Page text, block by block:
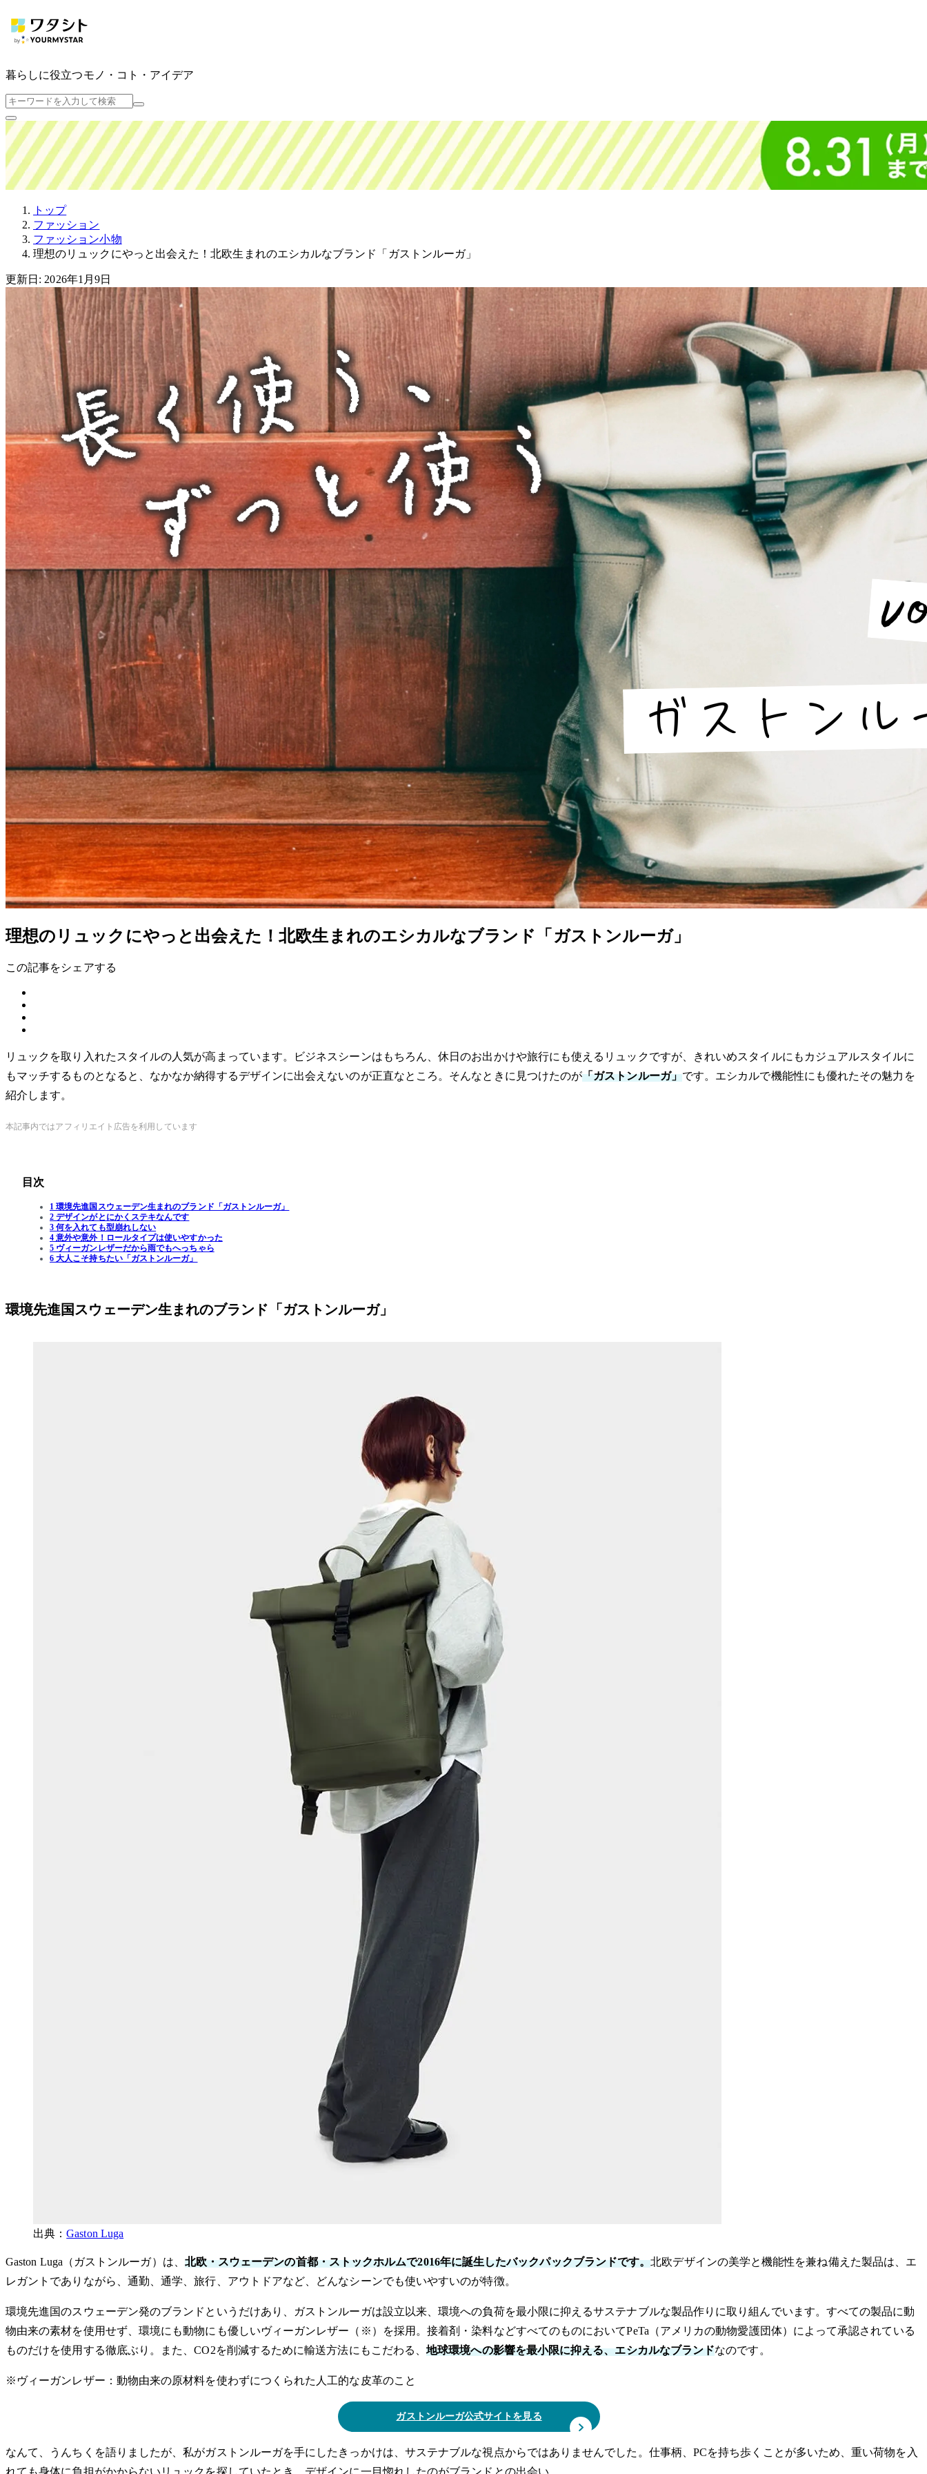
暮らしに役立つモノ・コト・アイデア
トップ
ファッション
ファッション小物
理想のリュックにやっと出会えた！北欧生まれのエシカルなブランド「ガストンルーガ」
更新日: 2026年1月9日
理想のリュックにやっと出会えた！北欧生まれのエシカルなブランド「ガストンルーガ」
この記事をシェアする
リュックを取り入れたスタイルの人気が高まっています。ビジネスシーンはもちろん、休日のお出かけや旅行にも使えるリュックですが、きれいめスタイルにもカジュアルスタイルに
もマッチするものとなると、なかなか納得するデザインに出会えないのが正直なところ。そんなときに見つけたのが「ガストンルーガ」です。エシカルで機能性にも優れたその魅力を
紹介します。
本記事内ではアフィリエイト広告を利用しています
目次
1 環境先進国スウェーデン生まれのブランド「ガストンルーガ」
2 デザインがとにかくステキなんです
3 何を入れても型崩れしない
4 意外や意外！ロールタイプは使いやすかった
5 ヴィーガンレザーだから雨でもへっちゃら
6 大人こそ持ちたい「ガストンルーガ」
環境先進国スウェーデン生まれのブランド「ガストンルーガ」
出典：Gaston Luga
Gaston Luga（ガストンルーガ）は、 北欧・スウェーデンの首都・ストックホルムで2016年に誕生したバックパックブランドです。北欧デザインの美学と機能性を兼ね備えた製品は、エ
レガントでありながら、通勤、通学、旅行、アウトドアなど、どんなシーンでも使いやすいのが特徴。
環境先進国のスウェーデン発のブランドというだけあり、ガストンルーガは設立以来、環境への負荷を最小限に抑えるサステナブルな製品作りに取り組んでいます。すべての製品に動
物由来の素材を使用せず、環境にも動物にも優しいヴィーガンレザー（※）を採用。接着剤・染料などすべてのものにおいてPeTa（アメリカの動物愛護団体）によって承認されている
ものだけを使用する徹底ぶり。また、CO2を削減するために輸送方法にもこだわる、地球環境への影響を最小限に抑える、エシカルなブランドなのです。
※ヴィーガンレザー：動物由来の原材料を使わずにつくられた人工的な皮革のこと
ガストンルーガ公式サイトを見る
なんて、うんちくを語りましたが、私がガストンルーガを手にしたきっかけは、サステナブルな視点からではありませんでした。仕事柄、PCを持ち歩くことが多いため、重い荷物を入
れても身体に負担がかからないリュックを探していたとき、デザインに一目惚れしたのがブランドとの出会い。